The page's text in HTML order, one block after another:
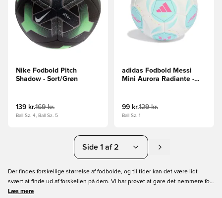
Nike Fodbold Pitch
Shadow - Sort/Grøn
139 kr.169 kr.
Ball Sz. 4, Ball Sz. 5
adidas Fodbold Messi
Mini Aurora Radiante -
99 kr.129 kr.
Ball Sz. 1
Side 1 af 2
Der findes forskellige størrelse af fodbolde, og til tider kan det være lidt
svært at finde ud af forskellen på dem. Vi har prøvet at gøre det nemmere for
dig med denne kategori, ved at samle alle fodbolde til børn. De er lavet i en
Læs mere